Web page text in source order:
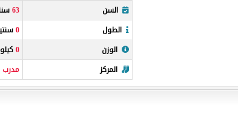
السن
63
الطول
0
الوزن
0
المركز
مدرب